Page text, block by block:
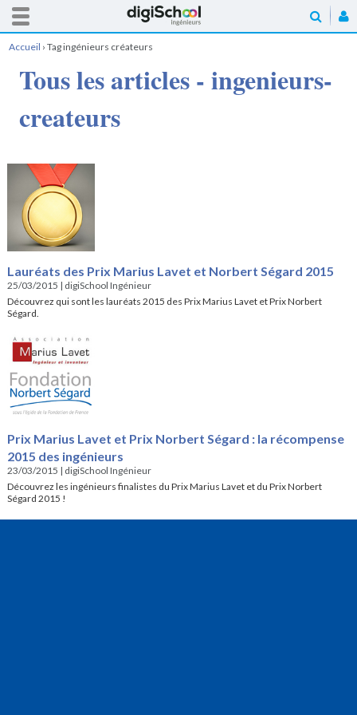
Accueil › Tag ingénieurs créateurs
Tous les articles - ingenieurs-
createurs
Lauréats des Prix Marius Lavet et Norbert Ségard 2015
25/03/2015 | digiSchool Ingénieur
Découvrez qui sont les lauréats 2015 des Prix Marius Lavet et Prix Norbert
Ségard.
Prix Marius Lavet et Prix Norbert Ségard : la récompense
2015 des ingénieurs
23/03/2015 | digiSchool Ingénieur
Découvrez les ingénieurs finalistes du Prix Marius Lavet et du Prix Norbert
Ségard 2015 !